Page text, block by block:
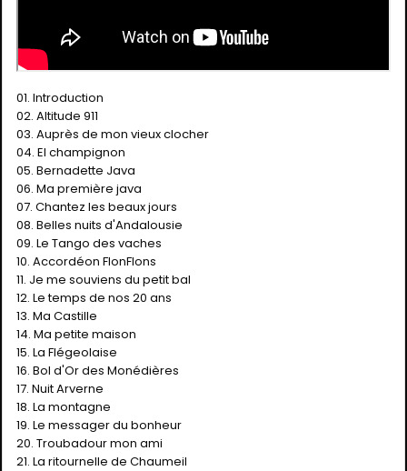
01. Introduction
02. Altitude 911
03. Auprès de mon vieux clocher
04. El champignon
05. Bernadette Java
06. Ma première java
07. Chantez les beaux jours
08. Belles nuits d'Andalousie
09. Le Tango des vaches
10. Accordéon FlonFlons
11. Je me souviens du petit bal
12. Le temps de nos 20 ans
13. Ma Castille
14. Ma petite maison
15. La Flégeolaise
16. Bol d'Or des Monédières
17. Nuit Arverne
18. La montagne
19. Le messager du bonheur
20. Troubadour mon ami
21. La ritournelle de Chaumeil